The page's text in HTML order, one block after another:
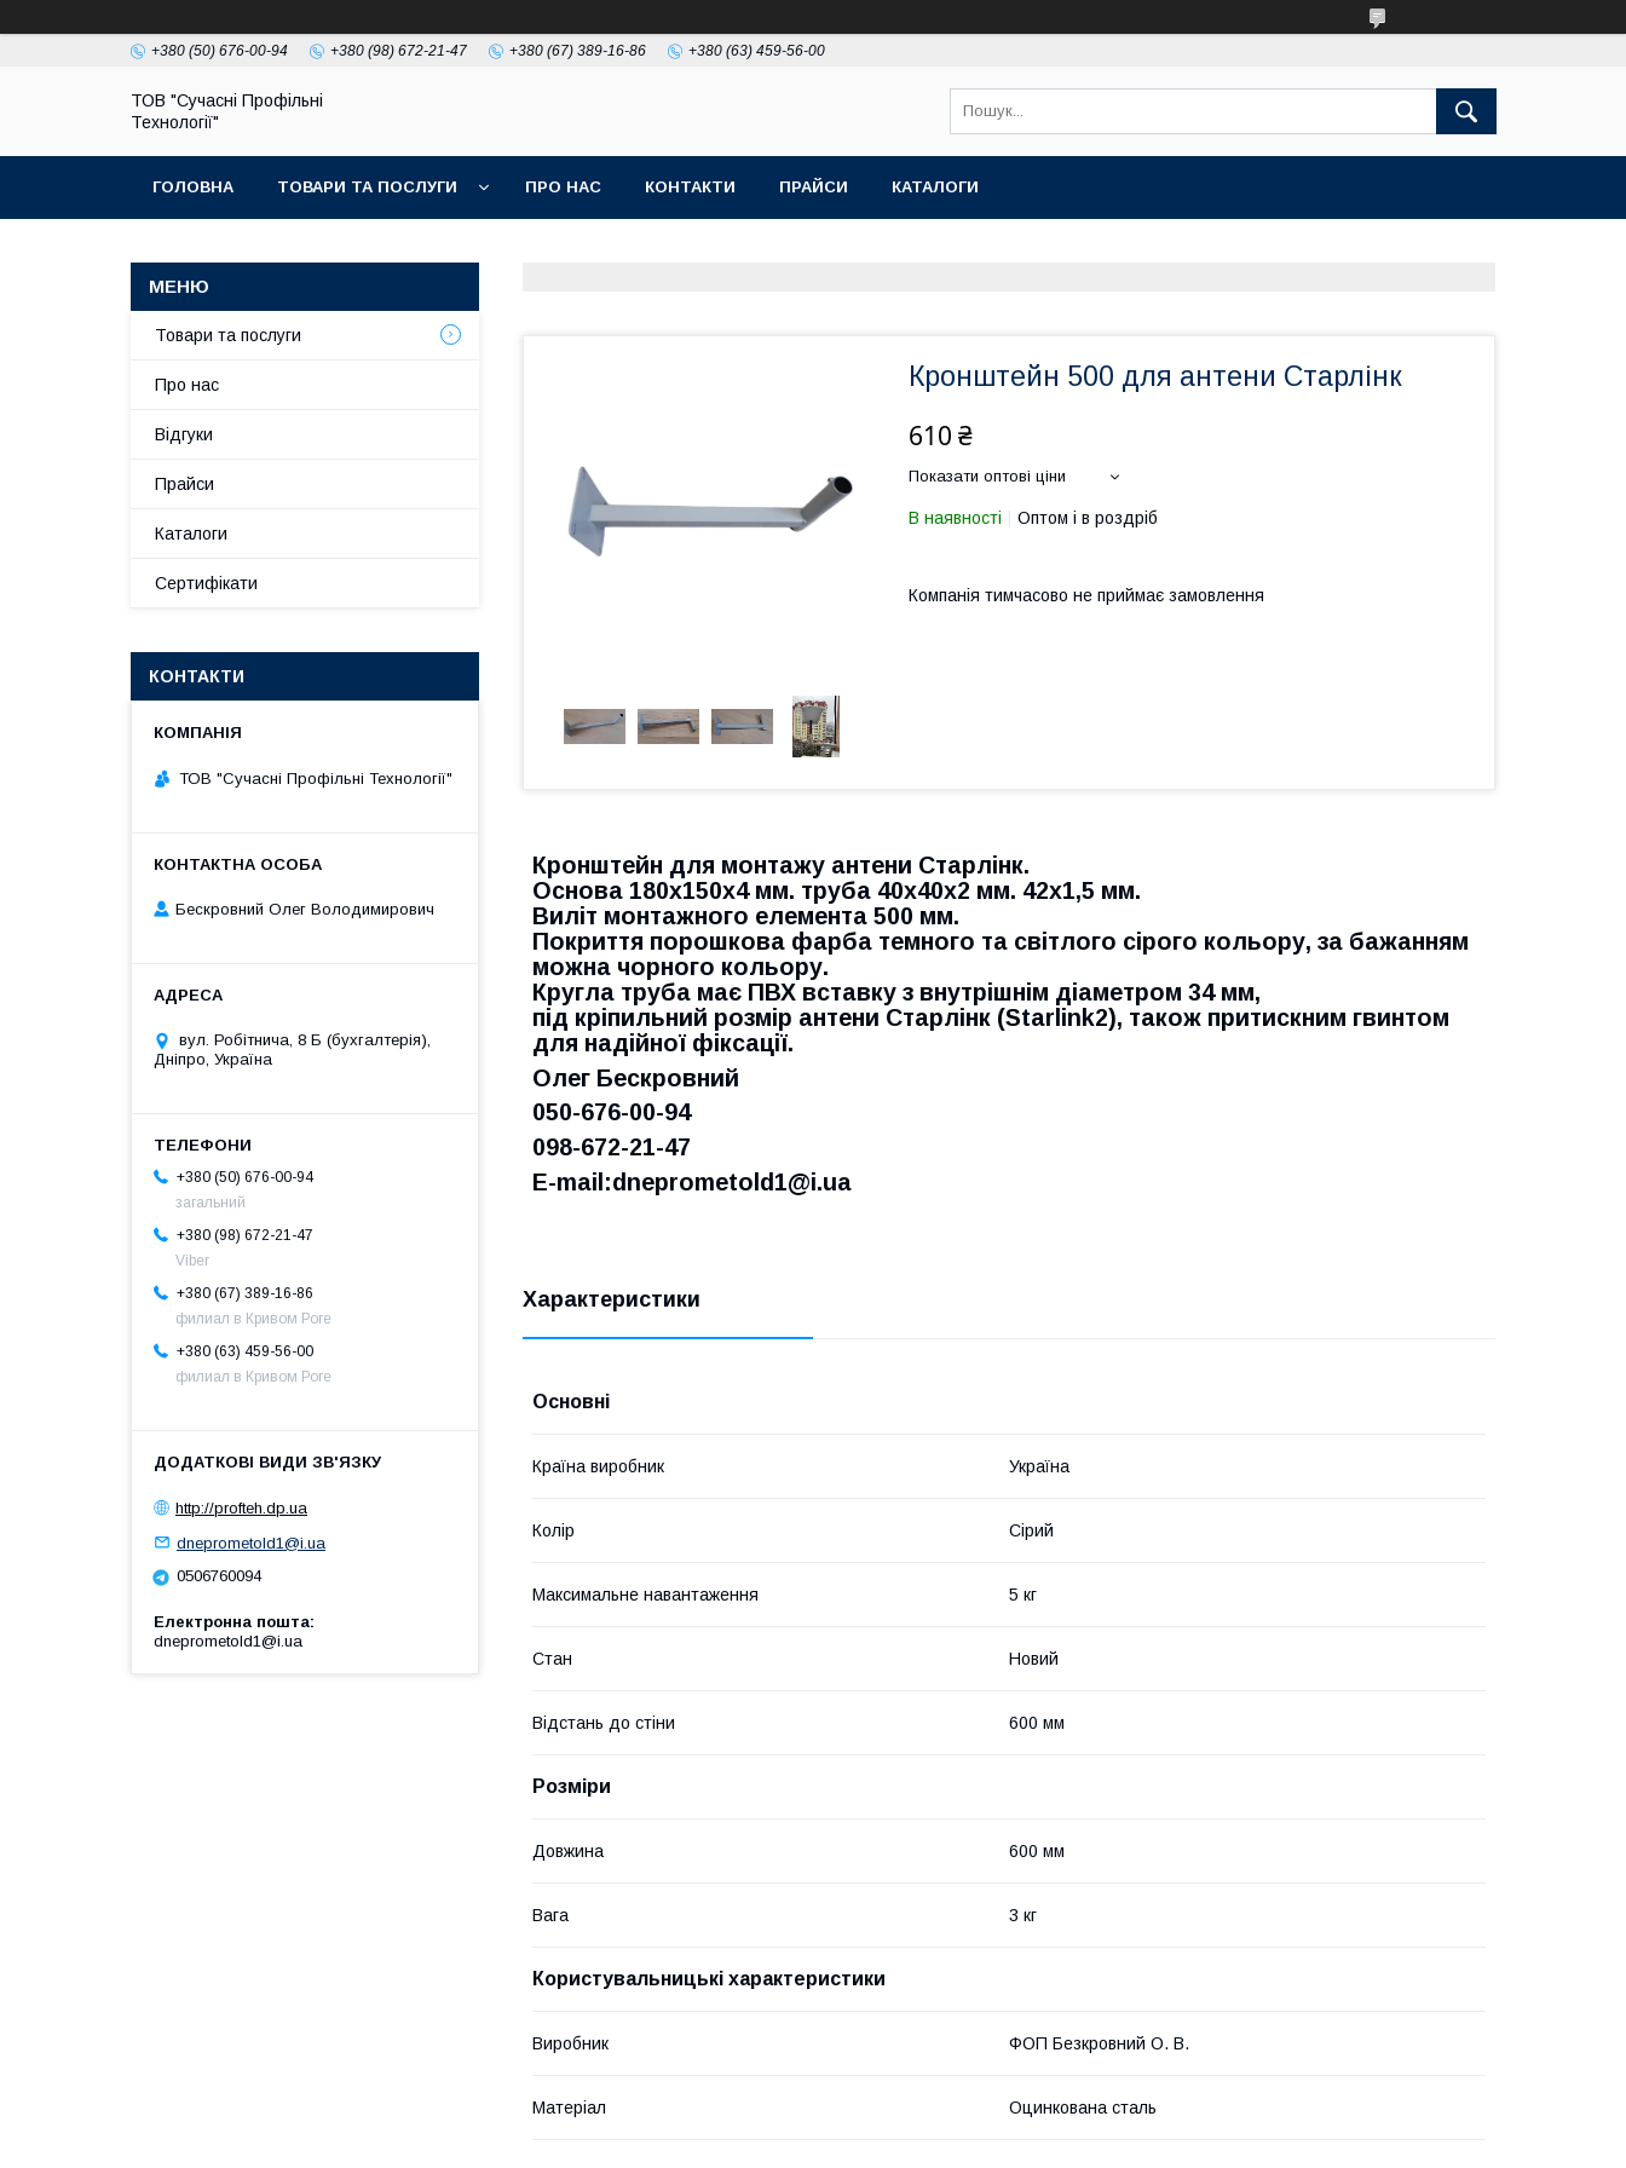
+380 (50) 676-00-94 +380 (98) 672-21-47 +380 (67) 389-16-86 +380 (63) 459-56-00
ТОВ "Сучасні Профільні
Технології"
ГОЛОВНА ТОВАРИ ТА ПОСЛУГИ ПРО НАС КОНТАКТИ ПРАЙСИ КАТАЛОГИ
Кронштейн 500 для антени Старлінк
610 ₴
Показати оптові ціни
В наявності Оптом і в роздріб
Компанія тимчасово не приймає замовлення
Кронштейн для монтажу антени Старлінк.
Основа 180х150х4 мм. труба 40х40х2 мм. 42х1,5 мм.
Виліт монтажного елемента 500 мм.
Покриття порошкова фарба темного та світлого сірого кольору, за бажанням
можна чорного кольору.
Кругла труба має ПВХ вставку з внутрішнім діаметром 34 мм,
під кріпильний розмір антени Старлінк (Starlink2), також притискним гвинтом
для надійної фіксації.
Олег Бескровний
050-676-00-94
098-672-21-47
E-mail:dneprometold1@i.ua
Характеристики
Основні
Країна виробник Україна
Колір Сірий
Максимальне навантаження 5 кг
Стан Новий
Відстань до стіни 600 мм
Розміри
Довжина 600 мм
Вага 3 кг
Користувальницькі характеристики
Виробник ФОП Безкровний О. В.
Матеріал Оцинкована сталь
Товари та послуги
Про нас
Відгуки
Прайси
Каталоги
Сертифікати
КОНТАКТИ
ТОВ "Сучасні Профільні Технології"
Бескровний Олег Володимирович
вул. Робітнича, 8 Б (бухгалтерія),
Дніпро, Україна
+380 (50) 676-00-94
загальний
+380 (98) 672-21-47
Viber
+380 (67) 389-16-86
филиал в Кривом Роге
+380 (63) 459-56-00
филиал в Кривом Роге
http://profteh.dp.ua
dneprometold1@i.ua
0506760094
Електронна пошта
dneprometold1@i.ua